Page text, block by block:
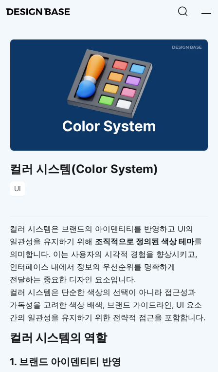
컬러 시스템(Color System)
UI
컬러 시스템은 브랜드의 아이덴티티를 반영하고 UI의
일관성을 유지하기 위해 조직적으로 정의된 색상 테마를
의미합니다. 이는 사용자의 시각적 경험을 향상시키고,
인터페이스 내에서 정보의 우선순위를 명확하게
전달하는 중요한 디자인 요소입니다.
컬러 시스템은 단순한 색상의 선택이 아니라 접근성과
가독성을 고려한 색상 배색, 브랜드 가이드라인, UI 요소
간의 일관성을 유지하기 위한 전략적 접근을 포함합니다.
컬러 시스템의 역할
1. 브랜드 아이덴티티 반영